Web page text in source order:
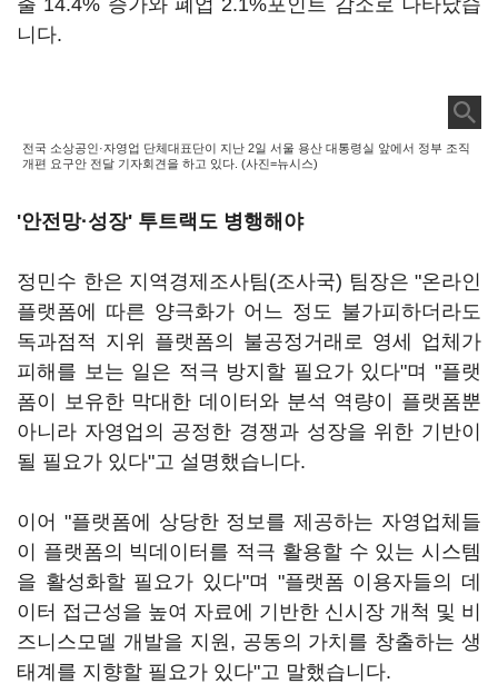
출 14.4% 증가와 폐업 2.1%포인트 감소로 나타났습
니다.
전국 소상공인·자영업 단체대표단이 지난 2일 서울 용산 대통령실 앞에서 정부 조직
개편 요구안 전달 기자회견을 하고 있다. (사진=뉴시스)
'안전망·성장' 투트랙도 병행해야
정민수 한은 지역경제조사팀(조사국) 팀장은 "온라인
플랫폼에 따른 양극화가 어느 정도 불가피하더라도
독과점적 지위 플랫폼의 불공정거래로 영세 업체가
피해를 보는 일은 적극 방지할 필요가 있다"며 "플랫
폼이 보유한 막대한 데이터와 분석 역량이 플랫폼뿐
아니라 자영업의 공정한 경쟁과 성장을 위한 기반이
될 필요가 있다"고 설명했습니다.
이어 "플랫폼에 상당한 정보를 제공하는 자영업체들
이 플랫폼의 빅데이터를 적극 활용할 수 있는 시스템
을 활성화할 필요가 있다"며 "플랫폼 이용자들의 데
이터 접근성을 높여 자료에 기반한 신시장 개척 및 비
즈니스모델 개발을 지원, 공동의 가치를 창출하는 생
태계를 지향할 필요가 있다"고 말했습니다.